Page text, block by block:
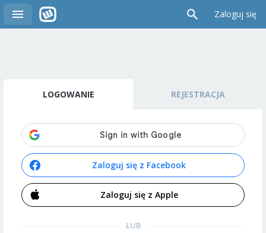
Zaloguj się
LOGOWANIE REJESTRACJA
Zaloguj się z Facebook
Zaloguj się z Apple
LUB